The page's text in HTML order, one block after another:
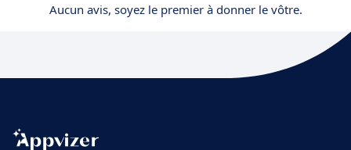
Aucun avis, soyez le premier à donner le vôtre.